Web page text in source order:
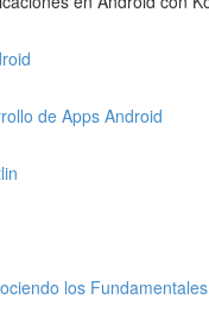
de Apps Android
los Fundamentales